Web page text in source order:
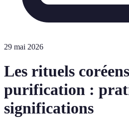
29 mai 2026
Les rituels
purification :
significations